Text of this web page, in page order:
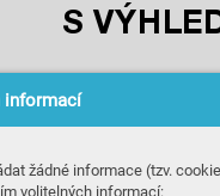
informací
žádné informace (tzv.
volitelných informací:
S V